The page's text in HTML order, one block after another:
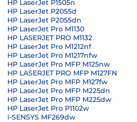
HP LaserJet P1505n
HP LaserJet P2055d
HP LaserJet P2055dn
HP LaserJet Pro M1130
HP LASERJET PRO M1132
HP LaserJet Pro M1212nf
HP LaserJet Pro M1217nfw
HP LaserJet Pro MFP M125nw
HP LASERJET PRO MFP M127FN
HP LaserJet Pro MFP M127fw
HP LaserJet Pro MFP M225dn
HP LaserJet Pro MFP M225dw
HP LaserJet Pro P1102w
i-SENSYS MF269dw